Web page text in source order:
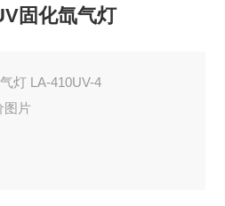
固化氙气灯
灯 LA-410UV-4
图片